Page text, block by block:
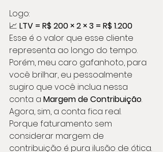
Logo:
📈 LTV = R$ 200 × 2 × 3 = R$ 1.200
Esse é o valor que esse cliente
representa ao longo do tempo.
Porém, meu caro gafanhoto, para
você brilhar, eu pessoalmente
sugiro que você inclua nessa
conta a Margem de Contribuição.
Agora, sim, a conta fica real.
Porque faturamento sem
considerar margem de
contribuição é pura ilusão de ótica.